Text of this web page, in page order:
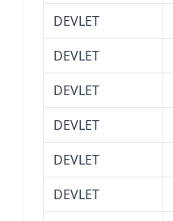
DEVLET
DEVLET
DEVLET
DEVLET
DEVLET
DEVLET